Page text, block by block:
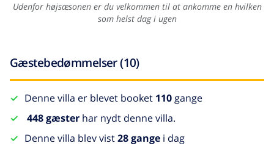
Udenfor højsæsonen er du velkommen til at ankomme en hvilken
som helst dag i ugen
Gæstebedømmelser (10)
Denne villa er blevet booket 110gange
448 gæster har nydt denne villa.
Denne villa blev vist28 gange i dag